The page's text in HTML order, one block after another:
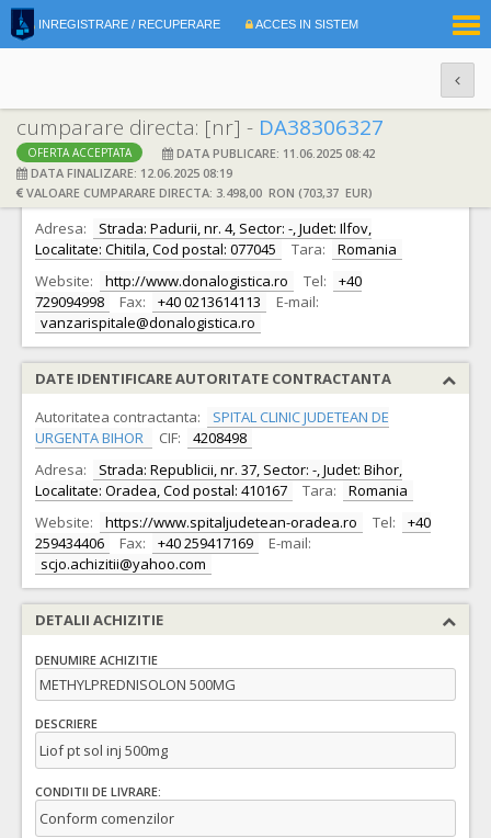
INREGISTRARE / RECUPERARE ACCES IN SISTEM
cumparare directa: [nr] - DA38306327
OFERTA ACCEPTATA
DATA PUBLICARE: 11.06.2025 08:42
DATA FINALIZARE: 12.06.2025 08:19
VALOARE CUMPARARE DIRECTA: 3.498,00 RON (703,37 EUR)
DATE IDENTIFICARE OFERTANT
Ofertant: S.C. DONA. LOGISTICA S.A. CIF: 3596251
Adresa:
Strada: Padurii, nr. 4, Sector: -, Judet: Ilfov,
Localitate: Chitila, Cod postal: 077045
Tara:
Romania
Website:
http://www.donalogistica.ro Tel:
+40
729094998
Fax: +40 0213614113
E-mail:
vanzarispitale@donalogistica.ro
DATE IDENTIFICARE AUTORITATE CONTRACTANTA
Autoritatea contractanta:
SPITAL CLINIC JUDETEAN DE
URGENTA BIHOR
CIF:
4208498
Adresa:
Strada: Republicii, nr. 37, Sector: -, Judet: Bihor,
Localitate: Oradea, Cod postal: 410167
Tara:
Romania
Website:
https://www.spitaljudetean-oradea.ro Tel:
+40
259434406
Fax: +40 259417169
E-mail:
scjo.achizitii@yahoo.com
DETALII ACHIZITIE
DENUMIRE ACHIZITIE
METHYLPREDNISOLON 500MG
DESCRIERE
Liof pt sol inj 500mg
CONDITII DE LIVRARE:
Conform comenzilor